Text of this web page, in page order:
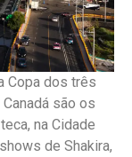
Copa dos três
são os
na Cidade
de Shakira,